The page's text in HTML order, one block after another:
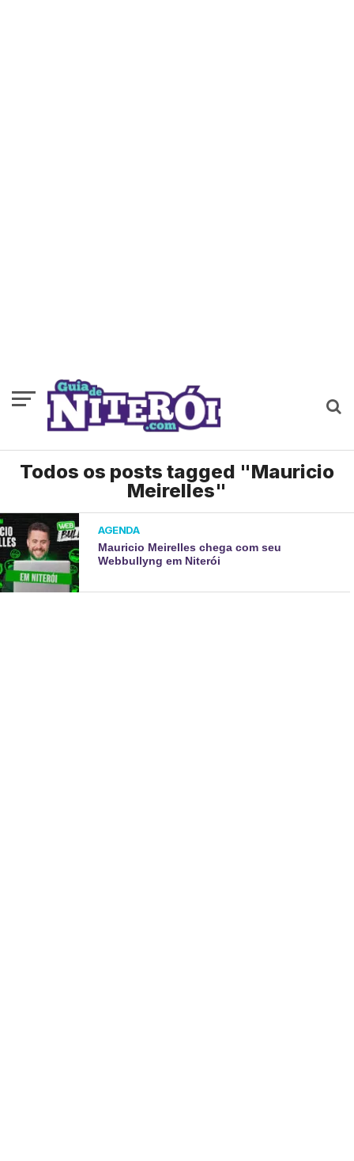
Todos os posts tagged "Mauricio
Meirelles"
AGENDA
Mauricio Meirelles chega com seu
Webbullyng em Niterói